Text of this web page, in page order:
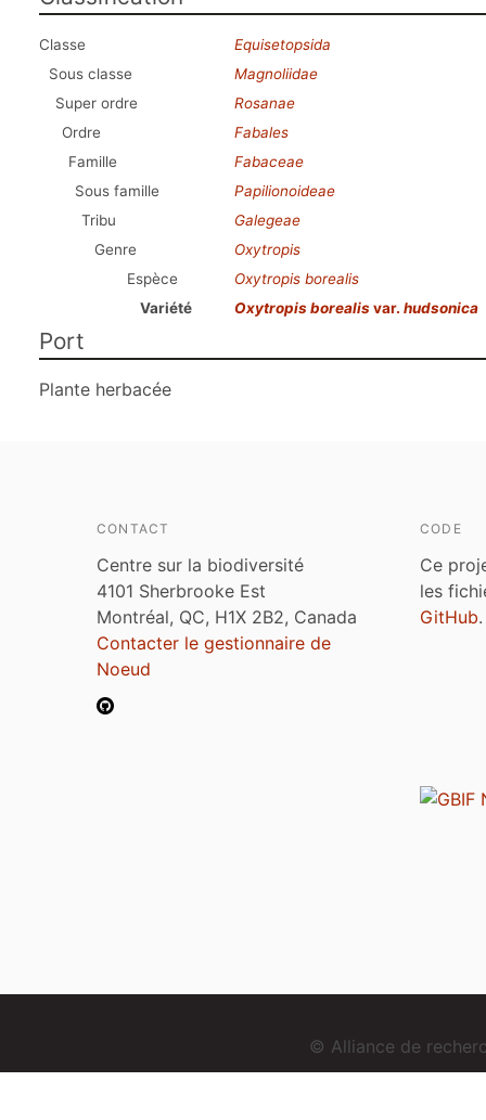
Classe
Equisetopsida
Sous classe
Magnoliidae
Super ordre
Rosanae
Ordre
Fabales
Famille
Fabaceae
Sous famille
Papilionoideae
Tribu
Galegeae
Genre
Oxytropis
Espèce
Oxytropis borealis
Variété
Oxytropis borealis var. hudsonica
Port
Plante herbacée
CONTACT
Centre sur la biodiversité
4101 Sherbrooke Est
Montréal, QC, H1X 2B2, Canada
Contacter le gestionnaire de
Noeud
CODE
Ce
les
GitHub.
© Alliance de